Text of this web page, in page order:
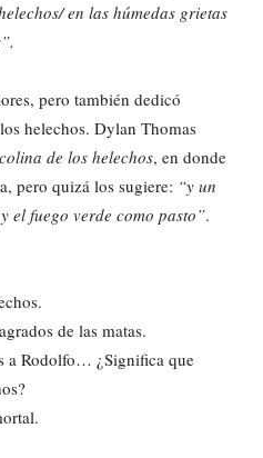
en las húmedas grietas
pero también dedicó
helechos. Dylan Thomas
de loshelechos, en donde
pero quizá los sugiere: “y un
el fuego verde como pasto”.
de las matas.
a Rodolfo… ¿Significa que